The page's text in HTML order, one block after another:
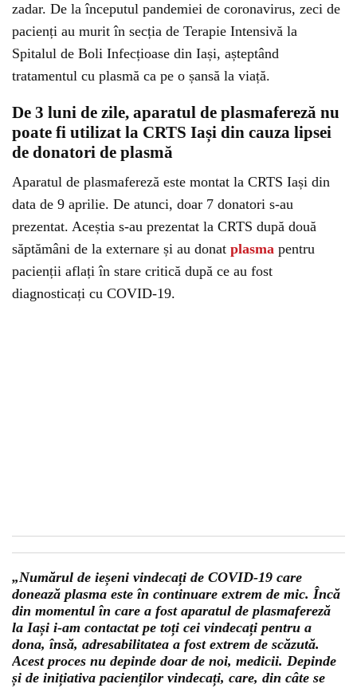
zadar. De la începutul pandemiei de coronavirus, zeci de
pacienți au murit în secția de Terapie Intensivă la
Spitalul de Boli Infecțioase din Iași, așteptând
tratamentul cu plasmă ca pe o șansă la viață.
De 3 luni de zile, aparatul de plasmafereză nu
poate fi utilizat la CRTS Iași din cauza lipsei
de donatori de plasmă
Aparatul de plasmafereză este montat la CRTS Iași din
data de 9 aprilie. De atunci, doar 7 donatori s-au
prezentat. Aceștia s-au prezentat la CRTS după două
săptămâni de la externare și au donat plasma pentru
pacienții aflați în stare critică după ce au fost
diagnosticați cu COVID-19.
„Numărul de ieșeni vindecați de COVID-19 care
donează plasma este în continuare extrem de mic. Încă
din momentul în care a fost aparatul de plasmafereză
la Iași i-am contactat pe toți cei vindecați pentru a
dona, însă, adresabilitatea a fost extrem de scăzută.
Acest proces nu depinde doar de noi, medicii. Depinde
și de inițiativa pacienților vindecați, care, din câte se